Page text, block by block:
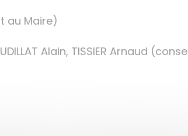
au Maire)
Alain, TISSIER Arnaud